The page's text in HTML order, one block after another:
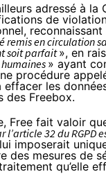
adressé à la
de
reconnaissant
remis en circulation
soit parfait», en
» ayant
procédure
effacer les
des Freebox.
Free fait valoir
l’article 32 du RGPD
imposerait
des mesures de
qu’elle